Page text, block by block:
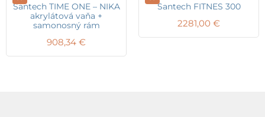
Santech TIME ONE – NIKA
akrylátová vaňa +
samonosný rám
908,34 €
Santech FITNES 300
2281,00 €